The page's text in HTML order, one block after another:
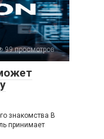
99 просмотров
знакомства В
принимает